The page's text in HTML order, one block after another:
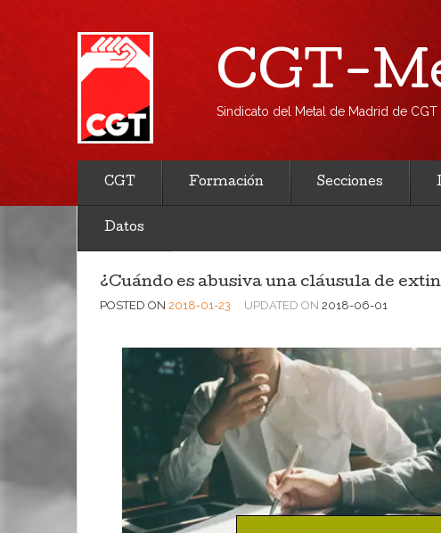
CGT-
Sindicato del Metal de Madrid de CGT
CGT Formación Secciones
Datos
¿Cuándo es abusiva una cláusula de
POSTED ON 2018-01-23 UPDATED ON 2018-06-01